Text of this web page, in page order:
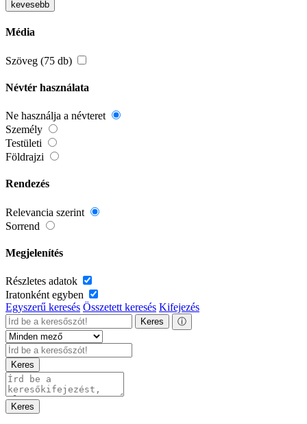
kevesebb
Média
Szöveg (75 db)
Névtér használata
Ne használja a névteret
Személy
Testületi
Földrajzi
Rendezés
Relevancia szerint
Sorrend
Megjelenítés
Részletes adatok
Iratonként egyben
Egyszerű keresés Összetett keresés Kifejezés
Keres ⓘ
Keres
Keres